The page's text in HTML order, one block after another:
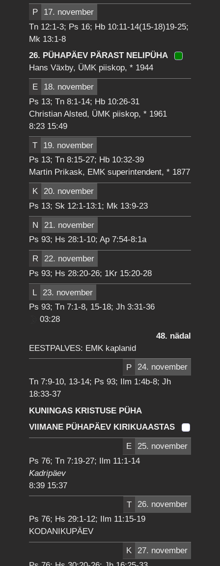
P
17. november
Tn 12:1-3; Ps 16; Hb 10:11-14(15-18)19-25;
Mk 13:1-8
26. PÜHAPÄEV PÄRAST NELIPÜHA
Hans Växby, ÜMK piiskop, * 1944
E
18. november
Ps 13; Tn 8:1-14; Hb 10:26-31
Christian Alsted, ÜMK piiskop, * 1961
8:23 15:49
T
19. november
Ps 13; Tn 8:15-27; Hb 10:32-39
Martin Prikask, EMK superintendent, * 1877
K
20. november
Ps 13; Sk 12:1-13:1; Mk 13:9-23
N
21. november
Ps 93; Hs 28:1-10; Ap 7:54-8:1a
R
22. november
Ps 93; Hs 28:20-26; 1Kr 15:20-28
L
23. november
Ps 93; Tn 7:1-8, 15-18; Jh 3:31-36
03:28
48. nädal
EESTPALVES: EMK kaplanid
P
24. november
Tn 7:9-10, 13-14; Ps 93; Ilm 1:4b-8; Jh
18:33-37
KUNINGAS KRISTUSE PÜHA
VIIMANE PÜHAPÄEV KIRIKUAASTAS
E
25. november
Ps 76; Tn 7:19-27; Ilm 11:1-14
Kadripäev
8:39 15:37
T
26. november
Ps 76; Hs 29:1-12; Ilm 11:15-19
KODANIKUPÄEV
K
27. november